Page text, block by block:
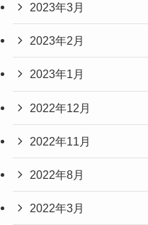
2023年3月
2023年2月
2023年1月
2022年12月
2022年11月
2022年8月
2022年3月